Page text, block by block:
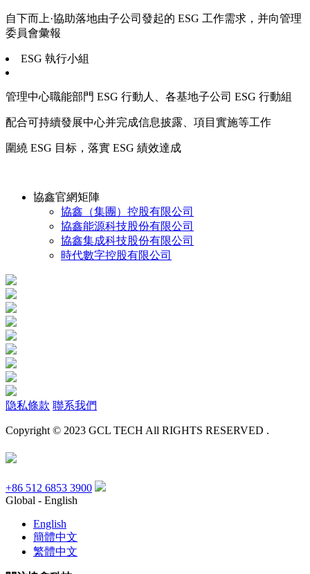
自下而上·協助落地由子公司發起的 ESG 工作需求，并向管理
委員會彙報
ESG 執行小組
管理中心職能部門 ESG 行動人、各基地子公司 ESG 行動組
配合可持續發展中心并完成信息披露、項目實施等工作
圍繞 ESG 目标，落實 ESG 績效達成
協鑫官網矩陣
協鑫（集團）控股有限公司
協鑫能源科技股份有限公司
協鑫集成科技股份有限公司
時代數字控股有限公司
隐私條款 聯系我們
Copyright © 2023 GCL TECH All RIGHTS RESERVED .
+86 512 6853 3900
Global - English
English
簡體中文
繁體中文